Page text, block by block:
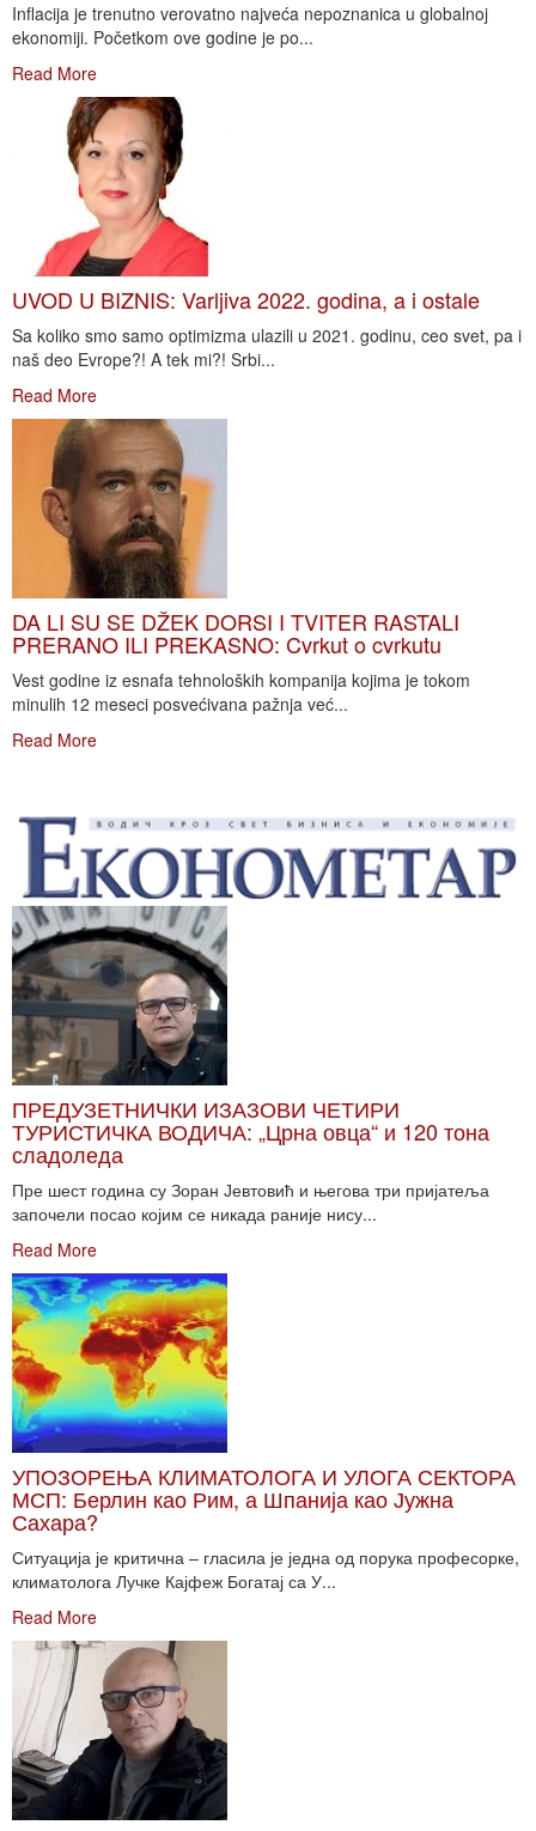
Inflacija je trenutno verovatno najveća nepoznanica u globalnoj
ekonomiji. Početkom ove godine je po...
Read More
UVOD U BIZNIS: Varljiva 2022. godina, a i ostale
Sa koliko smo samo optimizma ulazili u 2021. godinu, ceo svet, pa i
naš deo Evrope?! A tek mi?! Srbi...
Read More
DA LI SU SE DŽEK DORSI I TVITER RASTALI
PRERANO ILI PREKASNO: Cvrkut o cvrkutu
Vest godine iz esnafa tehnoloških kompanija kojima je tokom
minulih 12 meseci posvećivana pažnja već...
Read More
ПРЕДУЗЕТНИЧКИ ИЗАЗОВИ ЧЕТИРИ
ТУРИСТИЧКА ВОДИЧА: „Црна овца“ и 120 тона
сладоледа
Пре шест година су Зоран Јевтовић и његова три пријатеља
започели посао којим се никада раније нису...
Read More
УПОЗОРЕЊА КЛИМАТОЛОГА И УЛОГА СЕКТОРА
МСП: Берлин као Рим, а Шпанија као Јужна
Сахара?
Ситуација је критична – гласила је једна од порука професорке,
климатолога Лучке Кајфеж Богатај са У...
Read More